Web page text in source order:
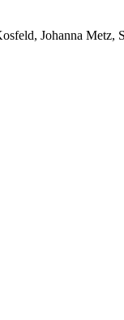
Johanna Metz,